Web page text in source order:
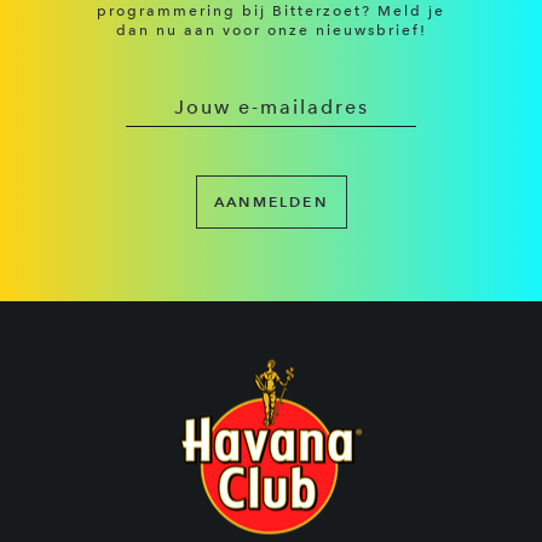
programmering bij Bitterzoet? Meld je
dan nu aan voor onze nieuwsbrief!
AANMELDEN